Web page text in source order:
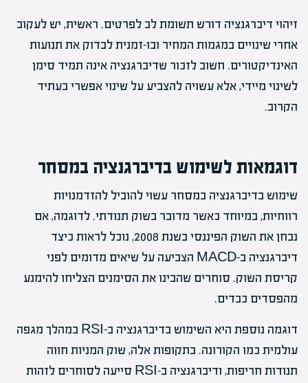
זיהוי דיברגנציה דורש תשומת לב לפרטים. ראשית, יש לעקוב
אחרי שינויים במגמות המחיר ובו-זמנית לבדוק את תנועות
האינדיקטורים. חשוב לזכור שדיברגנציה אינה תמיד סימן
לשינוי מיידי, אלא עשויה להצביע על שינוי אפשרי בעתיד
הקרוב.
דוגמאות לשימוש בדיברגנציה במסחר
שימוש בדיברגנציה במסחר עשוי להוביל להזדמנויות
רווחיות, במיוחד כאשר מדובר בשוק תנודתי. לדוגמה, אם
נבחן את השוק הפיננסי בשנת 2008, נוכל לראות כיצד
דיברגנציה ב-MACD הצביעה על שיאים מדומים לפני
קריסת השוק. סוחרים שהבינו את הסימנים הצליחו להימנע
מהפסדים כבדים.
דוגמה נוספת היא השימוש בדיברגנציה ב-RSI במהלך מגפה
עולמית כמו הקורונה. בתקופות אלה, שוק המניות חווה
תנודות חריפות, ודיברגנציה ב-RSI סייעה לסוחרים לזהות